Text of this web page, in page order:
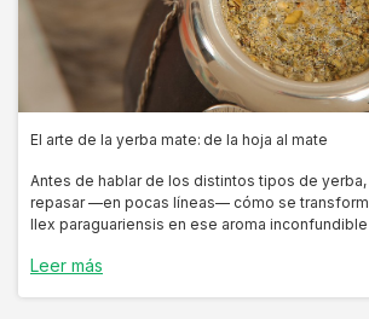
El arte de la yerba mate: de la hoja al mate
Antes de hablar de los distintos tipos de yerba,
repasar —en pocas líneas— cómo se
Ilex paraguariensis en ese aroma
Leer más